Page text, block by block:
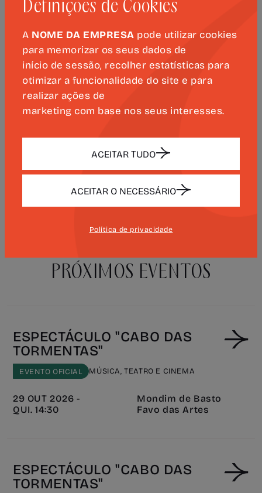
Portela, Diretor da Biblioteca Geral da
Universidade de Coimbra, e José Augusto
Cardoso Bernardes, Comissário-geral
das Comemorações dos 500 Anos de
Camões.
A sessão será encerrada pelo Reitor da
O projeto “Camões Lab” conta com o
apoio da Estrutura de Missão para as
Comemorações do V Centenário do
Nascimento de Luís de Camões.
PRÓXIMOS EVENTOS
ESPECTÁCULO "CABO DAS
TORMENTAS"
EVENTO OFICIAL MÚSICA, TEATRO E CINEMA
29 OUT 2026 -
QUI. 14:30
Mondim de Basto
Favo das Artes
ESPECTÁCULO "CABO DAS
TORMENTAS"
Definições de Cookies
A NOME DA EMPRESA pode utilizar cookies
para memorizar os seus dados de
início de sessão, recolher estatísticas para
otimizar a funcionalidade do site e para
realizar ações de
marketing com base nos seus interesses.
ACEITAR TUDO
ACEITAR O NECESSÁRIO
Política de privacidade